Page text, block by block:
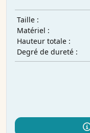
Taille :
Matériel :
Hauteur totale :
Degré de dureté :